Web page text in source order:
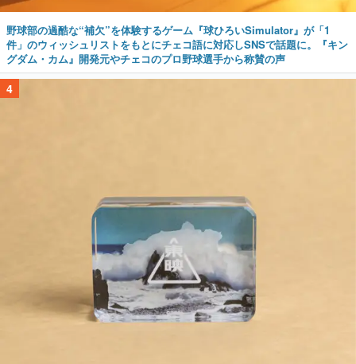
野球部の過酷な“補欠”を体験するゲーム『球ひろいSimulator』が「1
件」のウィッシュリストをもとにチェコ語に対応しSNSで話題に。『キン
グダム・カム』開発元やチェコのプロ野球選手から称賛の声
4